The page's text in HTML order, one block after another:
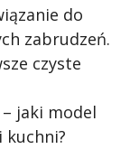
do
zabrudzeń.
czyste
jaki model
kuchni?